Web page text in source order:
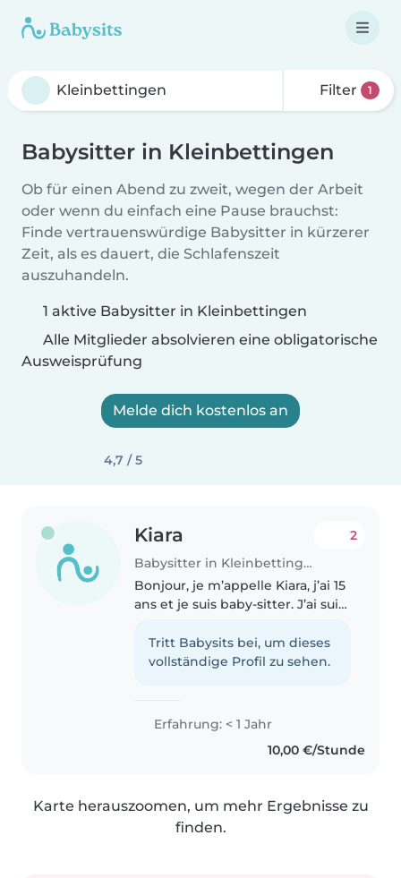
Filter 1
Babysitter in Kleinbettingen
Ob für einen Abend zu zweit, wegen der Arbeit
oder wenn du einfach eine Pause brauchst:
Finde vertrauenswürdige Babysitter in kürzerer
Zeit, als es dauert, die Schlafenszeit
auszuhandeln.
1 aktive Babysitter in Kleinbettingen
Alle Mitglieder absolvieren eine obligatorische
Ausweisprüfung
Melde dich kostenlos an
4,7 / 5
Kiara
Babysitter in Kleinbettingen
2
Bonjour, je m’appelle Kiara, j’ai 15
ans et je suis baby-sitter. J’ai suivi
m’occuper des enfants et j’ai
aussi effectué un stage
Tritt Babysits bei, um dieses
vollständige Profil zu sehen.
Erfahrung: < 1 Jahr
10,00 €/Stunde
Karte herauszoomen, um mehr Ergebnisse zu
finden.